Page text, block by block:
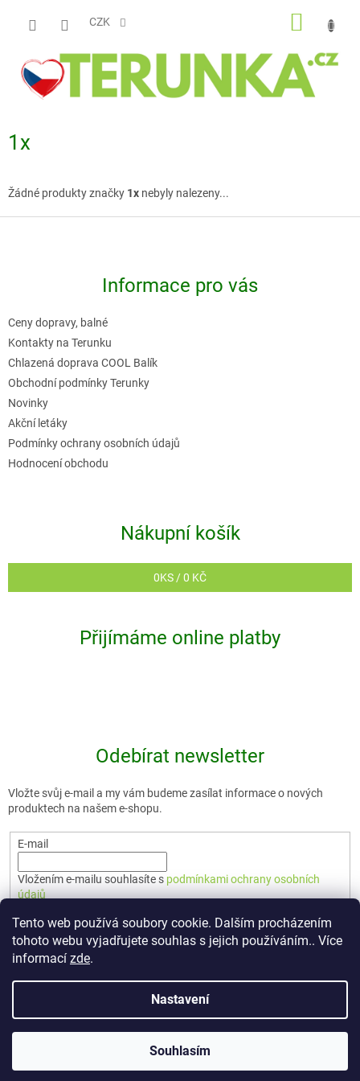
Tento web používá soubory cookie. Dalším procházením
tohoto webu vyjadřujete souhlas s jejich používáním.. Více
informací zde.
Nastavení
Souhlasím
CZK
1x
Žádné produkty značky 1x nebyly nalezeny...
Informace pro vás
Ceny dopravy, balné
Kontakty na Terunku
Chlazená doprava COOL Balík
Obchodní podmínky Terunky
Novinky
Akční letáky
Podmínky ochrany osobních údajů
Hodnocení obchodu
Nákupní košík
0KS /0 KČ
Přijímáme online platby
Odebírat newsletter
Vložte svůj e-mail a my vám budeme zasílat informace o nových
produktech na našem e-shopu.
E-mail
Vložením e-mailu souhlasíte s podmínkami ochrany osobních
údajů
PŘIHLÁSIT SE
Vytvořil Shoptet Premium
🇨🇿 TERUNKA. Všechna práva vyhrazena.